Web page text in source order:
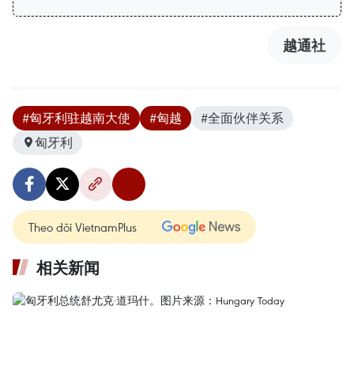
越通社
#匈牙利驻越南大使 #匈越
#全面伙伴关系
匈牙利
Theo dõi VietnamPlus
相关新闻